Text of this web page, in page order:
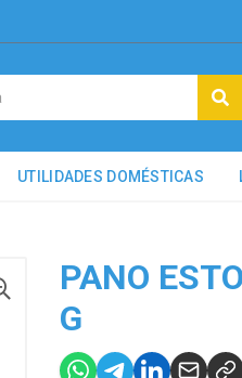
UTILIDADES DOMÉSTICAS
PANO
G